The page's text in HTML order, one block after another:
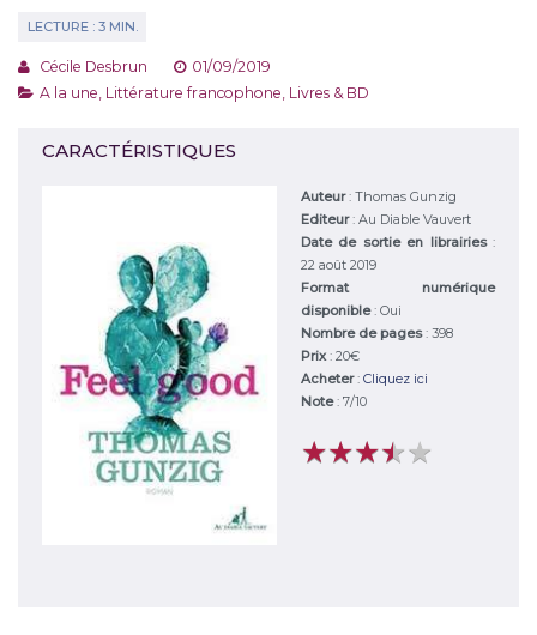
Cécile Desbrun
01/09/2019
A la une Littérature francophone Livres & BD
CARACTÉRISTIQUES
Auteur:Thomas Gunzig
Editeur:Au Diable Vauvert
Date de sortie en librairies :
22 août 2019
Format numérique
disponible: Oui
Nombre de pages: 398
Prix: 20€
Acheter:Cliquez ici
Note:7/10
★★★★★
★★★★★